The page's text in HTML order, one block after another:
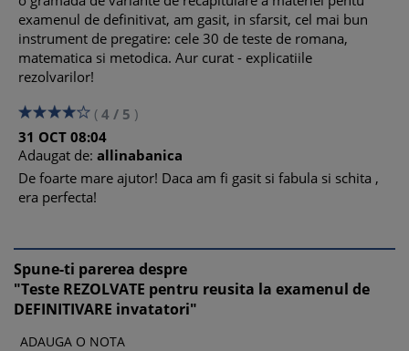
examenul de definitivat, am gasit, in sfarsit, cel mai bun
instrument de pregatire: cele 30 de teste de romana,
matematica si metodica. Aur curat - explicatiile
rezolvarilor!
( 4 / 5 )
31 OCT 08:04
Adaugat de: allinabanica
De foarte mare ajutor! Daca am fi gasit si fabula si schita ,
era perfecta!
Spune-ti parerea despre
"Teste REZOLVATE pentru reusita la examenul de
DEFINITIVARE invatatori"
ADAUGA O NOTA